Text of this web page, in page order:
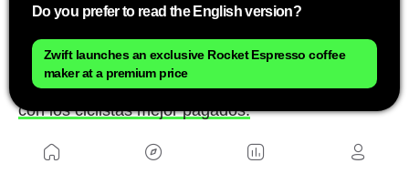
económica de un ciclista es la capacidad de
negociar un nuevo contrato después de haber
tenido una gran actuación en el Tour de Francia.
Aquí podéis echarle un ojo a lalista actualizada
con los ciclistas mejor pagados.
Do you prefer to read the English version?
Zwift launches an exclusive Rocket Espresso coffee
maker at a premium price